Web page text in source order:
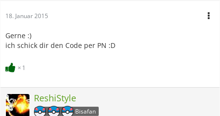
18. Januar 2015
Gerne :)
ich schick dir den Code per PN :D
1
ReshiStyle
Bisafan